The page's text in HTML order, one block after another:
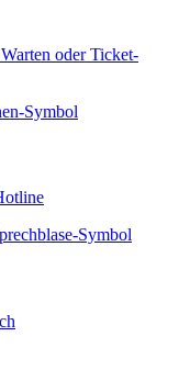
oder Ticket-